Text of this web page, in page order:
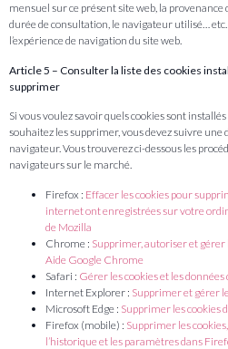
mensuel sur ce présent site web, la provenance
durée de consultation, le navigateur utilisé…
l’expérience de navigation du site web.
Article 5 – Consulter la liste des cookies
supprimer
Si vous voulez savoir quels cookies sont
souhaitez les supprimer, vous devez suivre
navigateur. Vous trouverez ci-dessous les
navigateurs sur le marché.
Firefox : Effacer les cookies pour
internet ont enregistrées sur votre
de Mozilla
Chrome : Supprimer, autoriser et gérer
Aide Google Chrome
Safari : Gérer les cookies et les
Internet Explorer : Supprimer et gérer
Microsoft Edge : Supprimer les cookies
Firefox (mobile) : Supprimer les
l’historique et les paramètres dans